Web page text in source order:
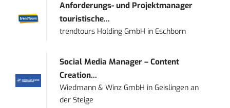
Anforderungs- und Projektmanager
touristische...
trendtours Holding GmbH in Eschborn
Social Media Manager – Content
Creation...
Wiedmann & Winz GmbH inGeislingen an
der Steige